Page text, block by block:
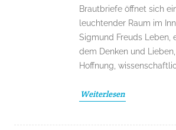
Brautbriefe öffnet sich
leuchtender Raum im
Sigmund Freuds Leben,
dem Denken und
Hoffnung,
Weiterlesen